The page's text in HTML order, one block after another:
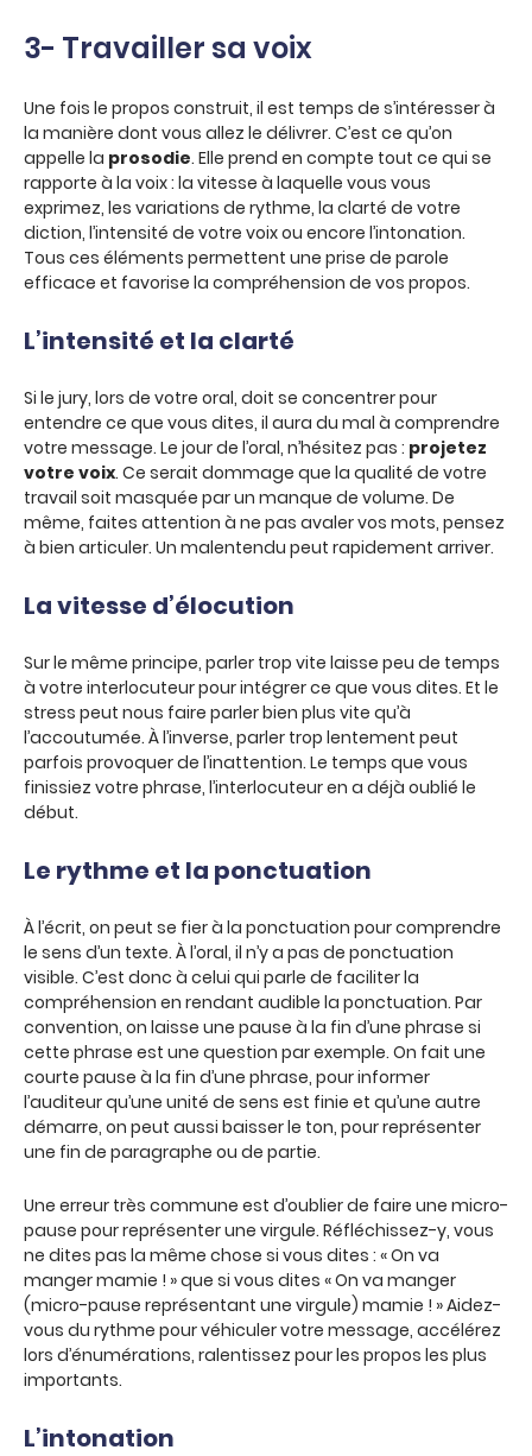
3- Travailler sa voix
Une fois le propos construit, il est temps de s’intéresser à
la manière dont vous allez le délivrer. C’est ce qu’on
appelle la prosodie. Elle prend en compte tout ce qui se
rapporte à la voix : la vitesse à laquelle vous vous
exprimez, les variations de rythme, la clarté de votre
diction, l’intensité de votre voix ou encore l’intonation.
Tous ces éléments permettent une prise de parole
efficace et favorise la compréhension de vos propos.
L’intensité et la clarté
Si le jury, lors de votre oral, doit se concentrer pour
entendre ce que vous dites, il aura du mal à comprendre
votre message. Le jour de l’oral, n’hésitez pas : projetez
votre voix. Ce serait dommage que la qualité de votre
travail soit masquée par un manque de volume. De
même, faites attention à ne pas avaler vos mots, pensez
à bien articuler. Un malentendu peut rapidement arriver.
La vitesse d’élocution
Sur le même principe, parler trop vite laisse peu de temps
à votre interlocuteur pour intégrer ce que vous dites. Et le
stress peut nous faire parler bien plus vite qu’à
l’accoutumée. À l’inverse, parler trop lentement peut
parfois provoquer de l’inattention. Le temps que vous
finissiez votre phrase, l’interlocuteur en a déjà oublié le
début.
Le rythme et la ponctuation
À l’écrit, on peut se fier à la ponctuation pour comprendre
le sens d’un texte. À l’oral, il n’y a pas de ponctuation
visible. C’est donc à celui qui parle de faciliter la
compréhension en rendant audible la ponctuation. Par
convention, on laisse une pause à la fin d’une phrase si
cette phrase est une question par exemple. On fait une
courte pause à la fin d’une phrase, pour informer
l’auditeur qu’une unité de sens est finie et qu’une autre
démarre, on peut aussi baisser le ton, pour représenter
une fin de paragraphe ou de partie.
Une erreur très commune est d’oublier de faire une micro-
pause pour représenter une virgule. Réfléchissez-y, vous
ne dites pas la même chose si vous dites : « On va
manger mamie ! » que si vous dites « On va manger
(micro-pause représentant une virgule) mamie ! » Aidez-
vous du rythme pour véhiculer votre message, accélérez
lors d’énumérations, ralentissez pour les propos les plus
importants.
L’intonation